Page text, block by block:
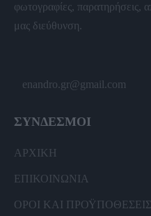
φωτογραφίες, παρατηρήσεις,
μας διεύθυνση.
enandro.gr@gmail.com
ΣΥΝΔΕΣΜΟΙ
ΑΡΧΙΚΗ
ΕΠΙΚΟΙΝΩΝΙΑ
ΟΡΟΙ ΚΑΙ ΠΡΟΫΠΟΘΕΣΕΙΣ